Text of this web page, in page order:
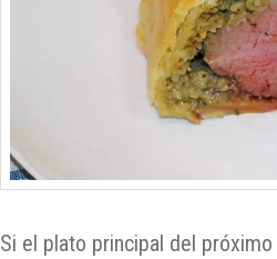
Si el plato principal del próximo